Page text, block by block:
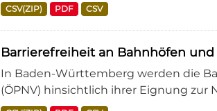
CSV(ZIP) PDF CSV
Barrierefreiheit an Bahnhöfen
In Baden-Württemberg werden die
(ÖPNV) hinsichtlich ihrer Eignung